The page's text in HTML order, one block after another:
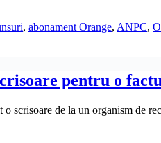
, abonament Orange, ANPC,
pentru o
scrisoare de la un organism de